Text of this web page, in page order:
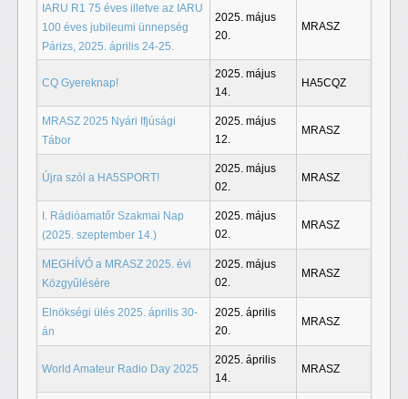
IARU R1 75 éves illetve az IARU
100 éves jubileumi ünnepség
Párizs, 2025. április 24-25.
2025. május
20.
MRASZ
CQ Gyereknap!
2025. május
14.
HA5CQZ
MRASZ 2025 Nyári Ifjúsági
Tábor
2025. május
12.
MRASZ
Újra szól a HA5SPORT!
2025. május
02.
MRASZ
I. Rádióamatőr Szakmai Nap
(2025. szeptember 14.)
2025. május
02.
MRASZ
MEGHÍVÓ a MRASZ 2025. évi
Közgyűlésére
2025. május
02.
MRASZ
Elnökségi ülés 2025. április 30-
án
2025. április
20.
MRASZ
World Amateur Radio Day 2025
2025. április
14.
MRASZ